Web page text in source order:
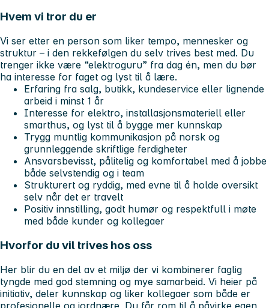
Hvem vi tror du er
Vi ser etter en person som liker tempo, mennesker og
struktur – i den rekkefølgen du selv trives best med. Du
trenger ikke være “elektroguru” fra dag én, men du bør
ha interesse for faget og lyst til å lære.
Erfaring fra salg, butikk, kundeservice eller lignende
arbeid i minst 1 år
Interesse for elektro, installasjonsmateriell eller
smarthus, og lyst til å bygge mer kunnskap
Trygg muntlig kommunikasjon på norsk og
grunnleggende skriftlige ferdigheter
Ansvarsbevisst, pålitelig og komfortabel med å jobbe
både selvstendig og i team
Strukturert og ryddig, med evne til å holde oversikt
selv når det er travelt
Positiv innstilling, godt humør og respektfull i møte
med både kunder og kollegaer
Hvorfor du vil trives hos oss
Her blir du en del av et miljø der vi kombinerer faglig
tyngde med god stemning og mye samarbeid. Vi heier på
initiativ, deler kunnskap og liker kollegaer som både er
profesjonelle og jordnære. Du får rom til å påvirke egen